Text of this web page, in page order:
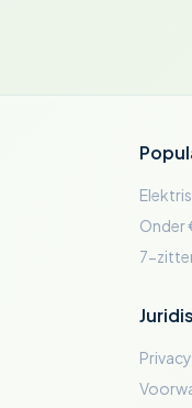
Onder
7-
Privacy